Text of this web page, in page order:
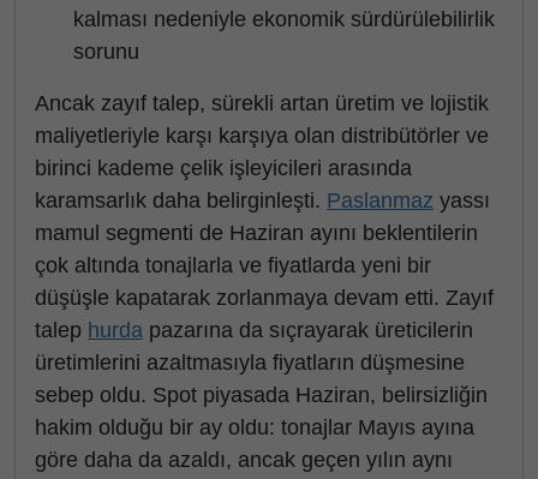
kalması nedeniyle ekonomik sürdürülebilirlik
sorunu
Ancak zayıf talep, sürekli artan üretim ve lojistik
maliyetleriyle karşı karşıya olan distribütörler ve
birinci kademe çelik işleyicileri arasında
karamsarlık daha belirginleşti. Paslanmaz yassı
mamul segmenti de Haziran ayını beklentilerin
çok altında tonajlarla ve fiyatlarda yeni bir
düşüşle kapatarak zorlanmaya devam etti. Zayıf
talep hurda pazarına da sıçrayarak üreticilerin
üretimlerini azaltmasıyla fiyatların düşmesine
sebep oldu. Spot piyasada Haziran, belirsizliğin
hakim olduğu bir ay oldu: tonajlar Mayıs ayına
göre daha da azaldı, ancak geçen yılın aynı